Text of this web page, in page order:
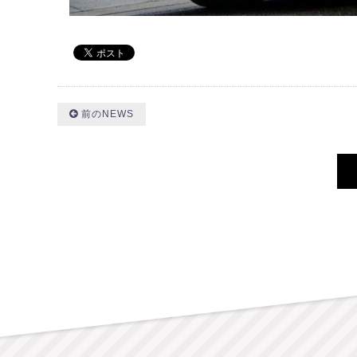
前のNEWS